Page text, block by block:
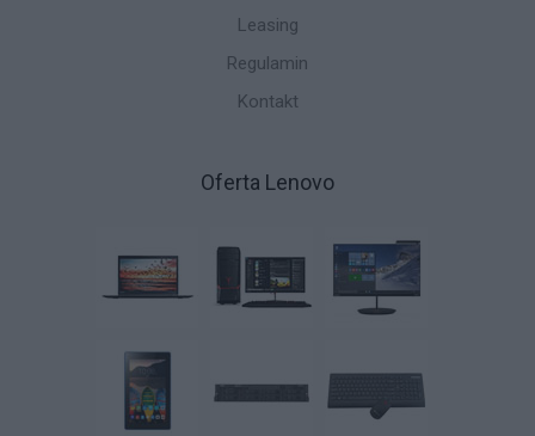
Leasing
Regulamin
Kontakt
Oferta Lenovo